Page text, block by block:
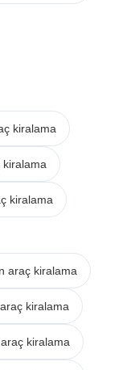
kiralama
kiralama
kiralama
araç kiralama
kiralama
araç kiralama